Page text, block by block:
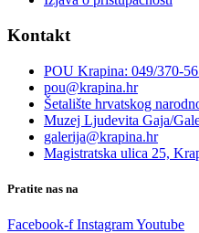
Kontakt
POU Krapina: 049/370-
pou@krapina.hr
Šetalište hrvatskog
Muzej Ljudevita Gaja/
galerija@krapina.hr
Magistratska ulica 25,
Pratite nas na
Facebook-f InstagramYoutube